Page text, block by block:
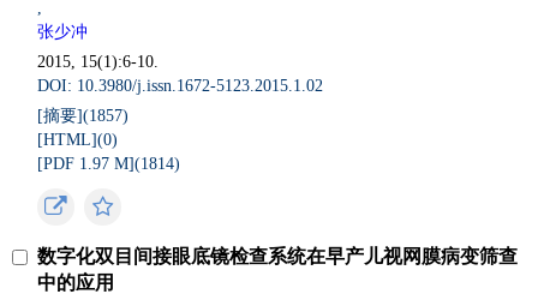
,
张少冲
2015, 15(1):6-10.
DOI: 10.3980/j.issn.1672-5123.2015.1.02
[摘要](1857)
[HTML](0)
[PDF 1.97 M](1814)
数字化双目间接眼底镜检查系统在早产儿视网膜病变筛查
中的应用